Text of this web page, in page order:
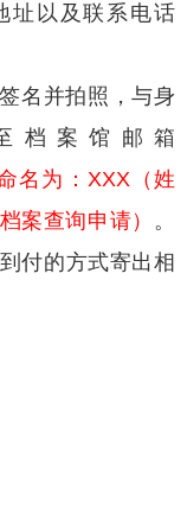
址 以 及联系电话
名并拍照，与身
档案馆 邮箱
名为： XXX（姓
案查询申请） 。
到付的方式寄出相